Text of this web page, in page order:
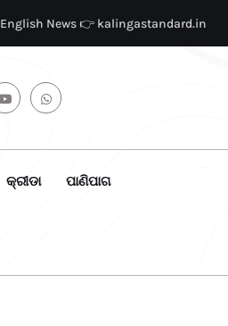
English News 👉 kalingastandard.in
କ୍ରୀଡା ପାଣିପାଗ